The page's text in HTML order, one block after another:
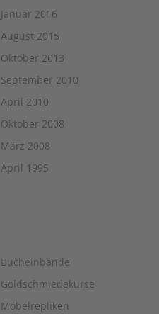
Januar 2016
August 2015
Oktober 2013
September 2010
April 2010
Oktober 2008
März 2008
April 1995
Bucheinbände
Goldschmiedekurse
Möbelrepliken